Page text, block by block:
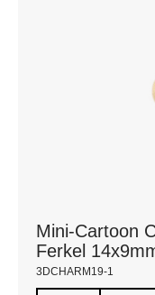
Mini-Cartoon
Ferkel
3DCHARM19-1